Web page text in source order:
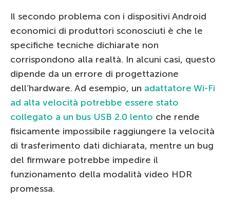
Il secondo problema con i dispositivi Android
economici di produttori sconosciuti è che le
specifiche tecniche dichiarate non
corrispondono alla realtà. In alcuni casi, questo
dipende da un errore di progettazione
dell’hardware. Ad esempio, un adattatore Wi-Fi
ad alta velocità potrebbe essere stato
collegato a un bus USB 2.0 lento che rende
fisicamente impossibile raggiungere la velocità
di trasferimento dati dichiarata, mentre un bug
del firmware potrebbe impedire il
funzionamento della modalità video HDR
promessa.